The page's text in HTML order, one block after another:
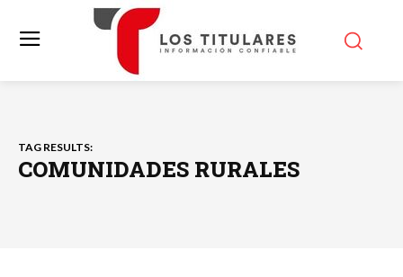
TAG RESULTS:
COMUNIDADES RURALES